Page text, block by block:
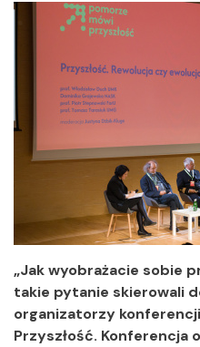
„Jak wyobrażacie sobie
takie pytanie skierowali
organizatorzy
Przyszłość.